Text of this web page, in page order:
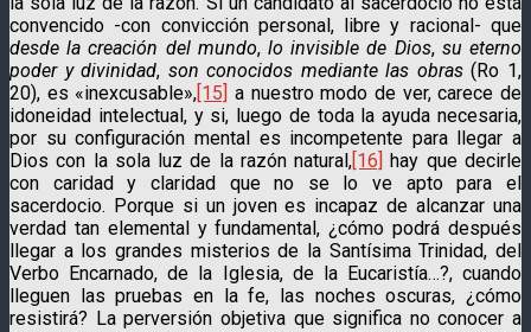
convencido -con convicción personal, libre y racional- que
desde la creación del mundo,lo invisible de Dios,su eterno
poder y divinidad, son conocidos mediante las obras(Ro 1,
20), es «inexcusa­ble»,[15] a nuestro modo de ver, carece de
idoneidad intelectual, y si, luego de toda la ayuda necesa­ria,
por su configuración mental es incompetente para llegar a
Dios con la sola luz de la razón natural,[16] hay que decirle
con caridad y claridad que no se lo ve apto para el
sacerdocio. Porque si un joven es incapaz de alcanzar una
verdad tan elemental y fundamental, ¿cómo podrá después
llegar a los grandes misterios de la Santísima Trinidad, del
Verbo Encarnado, de la Iglesia, de la Eucaristía…?, cuando
lleguen las pruebas en la fe, las noches oscuras, ¿cómo
resistirá? La perversión objetiva que significa no conocer a